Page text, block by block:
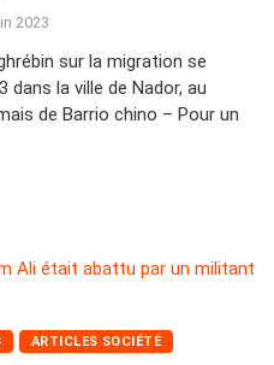
2023
sur la migration se
dans la ville de Nador, au
de Barrio chino – Pour un
ARTICLES SOCIÉTÉ